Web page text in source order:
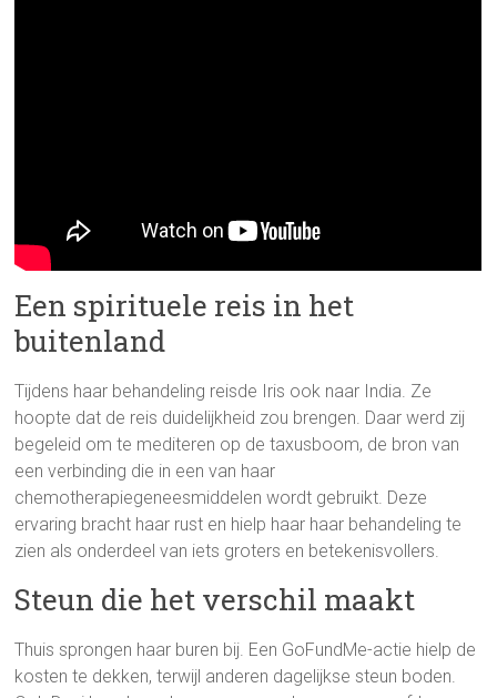
Een spirituele reis in het
buitenland
Tijdens haar behandeling reisde Iris ook naar India. Ze
hoopte dat de reis duidelijkheid zou brengen. Daar werd zij
begeleid om te mediteren op de taxusboom, de bron van
een verbinding die in een van haar
chemotherapiegeneesmiddelen wordt gebruikt. Deze
ervaring bracht haar rust en hielp haar haar behandeling te
zien als onderdeel van iets groters en betekenisvollers.
Steun die het verschil maakt
Thuis sprongen haar buren bij. Een GoFundMe-actie hielp de
kosten te dekken, terwijl anderen dagelijkse steun boden.